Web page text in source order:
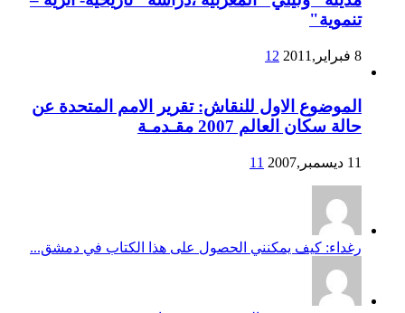
تنموية"
8 فبراير,2011 12
الموضوع الاول للنقاش: تقرير الامم المتحدة عن
حالة سكان العالم 2007 مقـدمـة
11 ديسمبر,2007 11
رغداء: كيف يمكنني الحصول على هذا الكتاب في دمشق...